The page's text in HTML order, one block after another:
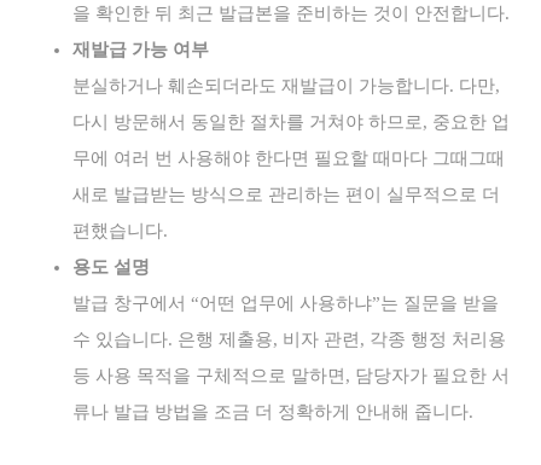
을 확인한 뒤 최근 발급본을 준비하는 것이 안전합니다.
재발급 가능 여부
분실하거나 훼손되더라도 재발급이 가능합니다. 다만,
다시 방문해서 동일한 절차를 거쳐야 하므로, 중요한 업
무에 여러 번 사용해야 한다면 필요할 때마다 그때그때
새로 발급받는 방식으로 관리하는 편이 실무적으로 더
편했습니다.
용도 설명
발급 창구에서 “어떤 업무에 사용하냐”는 질문을 받을
수 있습니다. 은행 제출용, 비자 관련, 각종 행정 처리용
등 사용 목적을 구체적으로 말하면, 담당자가 필요한 서
류나 발급 방법을 조금 더 정확하게 안내해 줍니다.